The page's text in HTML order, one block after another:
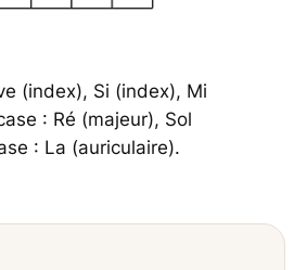
(index), Si (index), Mi
: Ré (majeur), Sol
: La (auriculaire).